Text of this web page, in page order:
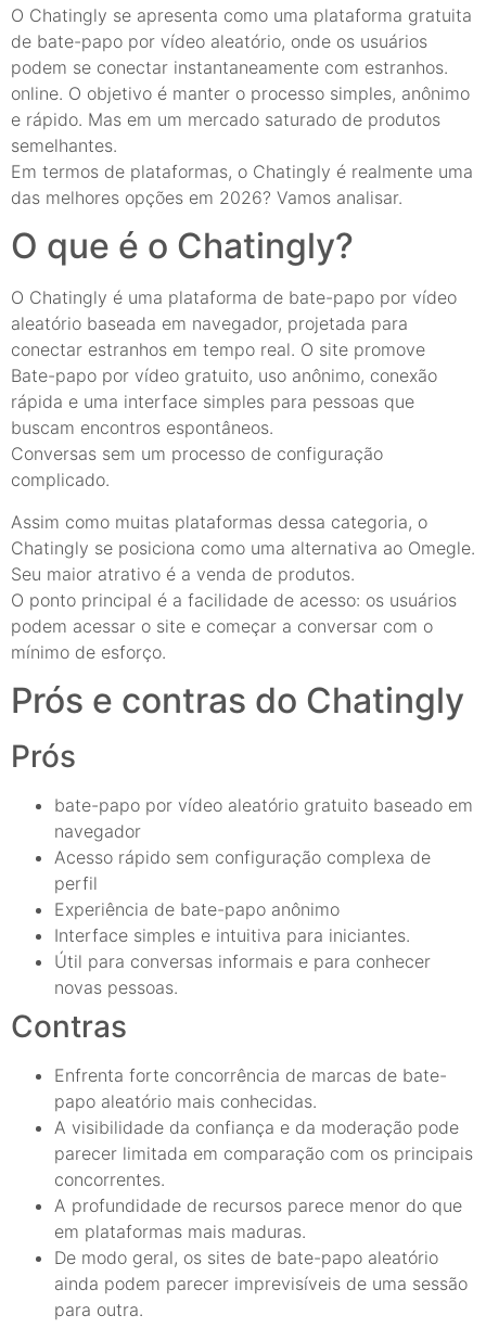
O Chatingly se apresenta como uma plataforma gratuita
de bate-papo por vídeo aleatório, onde os usuários
podem se conectar instantaneamente com estranhos.
online. O objetivo é manter o processo simples, anônimo
e rápido. Mas em um mercado saturado de produtos
semelhantes.
Em termos de plataformas, o Chatingly é realmente uma
das melhores opções em 2026? Vamos analisar.
O que é o Chatingly?
O Chatingly é uma plataforma de bate-papo por vídeo
aleatório baseada em navegador, projetada para
conectar estranhos em tempo real. O site promove
Bate-papo por vídeo gratuito, uso anônimo, conexão
rápida e uma interface simples para pessoas que
buscam encontros espontâneos.
Conversas sem um processo de configuração
complicado.
Assim como muitas plataformas dessa categoria, o
Chatingly se posiciona como uma alternativa ao Omegle.
Seu maior atrativo é a venda de produtos.
O ponto principal é a facilidade de acesso: os usuários
podem acessar o site e começar a conversar com o
mínimo de esforço.
Prós e contras do Chatingly
Prós
bate-papo por vídeo aleatório gratuito baseado em
navegador
Acesso rápido sem configuração complexa de
perfil
Experiência de bate-papo anônimo
Interface simples e intuitiva para iniciantes.
Útil para conversas informais e para conhecer
novas pessoas.
Contras
Enfrenta forte concorrência de marcas de bate-
papo aleatório mais conhecidas.
A visibilidade da confiança e da moderação pode
parecer limitada em comparação com os principais
concorrentes.
A profundidade de recursos parece menor do que
em plataformas mais maduras.
De modo geral, os sites de bate-papo aleatório
ainda podem parecer imprevisíveis de uma sessão
para outra.